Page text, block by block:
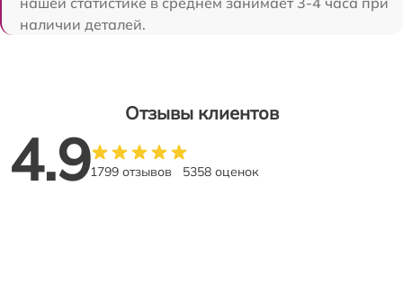
наличии деталей.
Отзывы клиентов
4.91799 отзывов 5358 оценок